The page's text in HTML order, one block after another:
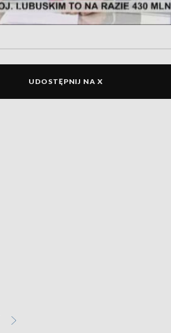
UDOSTĘPNIJ NA X